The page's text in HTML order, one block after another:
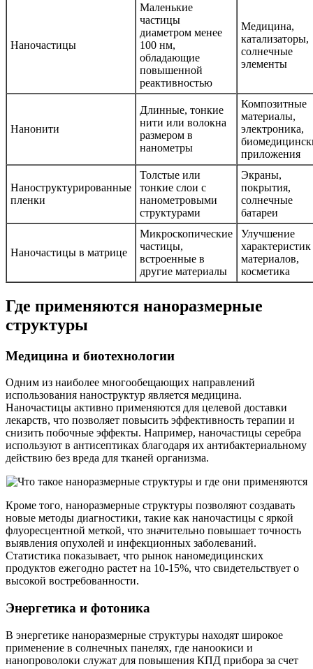
Наночастицы
Маленькие
частицы
диаметром менее
100 нм,
обладающие
повышенной
реактивностью
Медицина,
катализаторы,
солнечные
элементы
Нанонити
Длинные, тонкие
нити или волокна
размером в
нанометры
Композитные
материалы,
электроника,
приложения
Наноструктурированные
пленки
Толстые или
тонкие слои с
нанометровыми
структурами
Экраны,
покрытия,
солнечные
батареи
Наночастицы в матрице
Микроскопические
частицы,
встроенные в
другие материалы
Улучшение
характеристик
материалов,
косметика
Где применяются наноразмерные
структуры
Медицина и биотехнологии
Одним из наиболее многообещающих направлений
использования наноструктур является медицина.
Наночастицы активно применяются для целевой доставки
лекарств, что позволяет повысить эффективность терапии и
снизить побочные эффекты. Например, наночастицы серебра
используют в антисептиках благодаря их антибактериальному
действию без вреда для тканей организма.
Кроме того, наноразмерные структуры позволяют создавать
новые методы диагностики, такие как наночастицы с яркой
флуоресцентной меткой, что значительно повышает точность
выявления опухолей и инфекционных заболеваний.
Статистика показывает, что рынок наномедицинских
продуктов ежегодно растет на 10-15%, что свидетельствует о
высокой востребованности.
Энергетика и фотоника
В энергетике наноразмерные структуры находят широкое
применение в солнечных панелях, где наноокиси и
нанопроволоки служат для повышения КПД прибора за счет